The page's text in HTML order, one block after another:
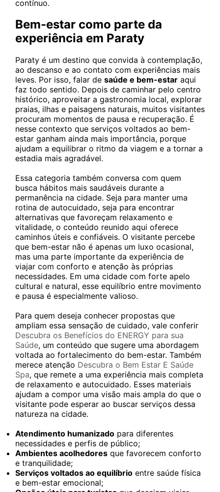
contínuo.
Bem-estar como parte da
experiência em Paraty
Paraty é um destino que convida à contemplação,
ao descanso e ao contato com experiências mais
leves. Por isso, falar de saúde e bem-estar aqui
faz todo sentido. Depois de caminhar pelo centro
histórico, aproveitar a gastronomia local, explorar
praias, ilhas e paisagens naturais, muitos visitantes
procuram momentos de pausa e recuperação. É
nesse contexto que serviços voltados ao bem-
estar ganham ainda mais importância, porque
ajudam a equilibrar o ritmo da viagem e a tornar a
estadia mais agradável.
Essa categoria também conversa com quem
busca hábitos mais saudáveis durante a
permanência na cidade. Seja para manter uma
rotina de autocuidado, seja para encontrar
alternativas que favoreçam relaxamento e
vitalidade, o conteúdo reunido aqui oferece
caminhos úteis e confiáveis. O visitante percebe
que bem-estar não é apenas um luxo ocasional,
mas uma parte importante da experiência de
viajar com conforto e atenção às próprias
necessidades. Em uma cidade com forte apelo
cultural e natural, esse equilíbrio entre movimento
e pausa é especialmente valioso.
Para quem deseja conhecer propostas que
ampliam essa sensação de cuidado, vale conferir
Descubra os Benefícios do ENERGY para sua
Saúde, um conteúdo que sugere uma abordagem
voltada ao fortalecimento do bem-estar. Também
merece atenção Descubra o Bem Estar E Saúde
Spa, que remete a uma experiência mais completa
de relaxamento e autocuidado. Esses materiais
ajudam a compor uma visão mais ampla do que o
visitante pode esperar ao buscar serviços dessa
natureza na cidade.
Atendimento humanizado para diferentes
necessidades e perfis de público;
Ambientes acolhedores que favorecem conforto
e tranquilidade;
Serviços voltados ao equilíbrio entre saúde física
e bem-estar emocional;